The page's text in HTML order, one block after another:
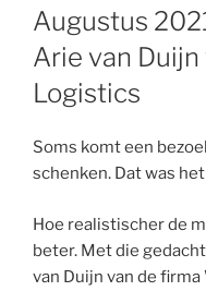
OP
Augustus
Arie van
Logistics
Soms komt een
schenken. Dat was
Hoe realistischer de
beter. Met die
van Duijn van de